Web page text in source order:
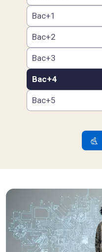
Bac+1
Bac+2
Bac+3
Bac+4
Bac+5